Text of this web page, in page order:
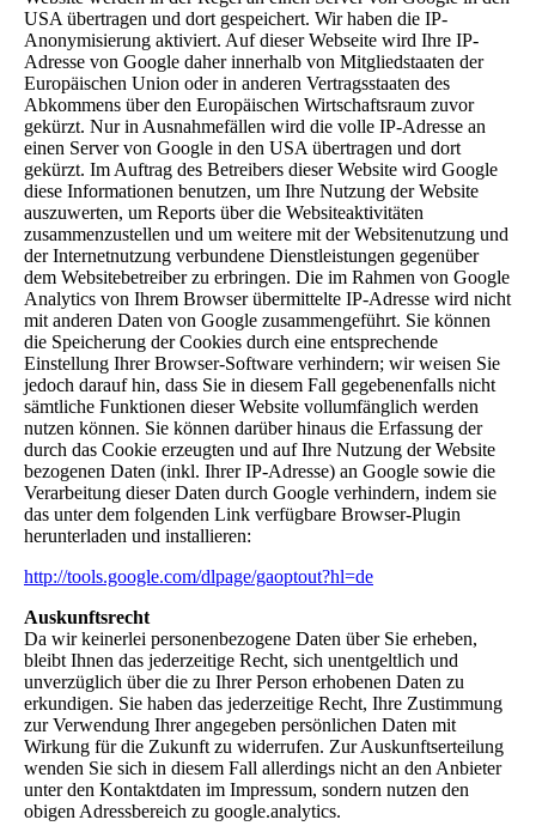
USA übertragen und dort gespeichert. Wir haben die IP-
Anonymisierung aktiviert. Auf dieser Webseite wird Ihre IP-
Adresse von Google daher innerhalb von Mitgliedstaaten der
Europäischen Union oder in anderen Vertragsstaaten des
Abkommens über den Europäischen Wirtschaftsraum zuvor
gekürzt. Nur in Ausnahmefällen wird die volle IP-Adresse an
einen Server von Google in den USA übertragen und dort
gekürzt. Im Auftrag des Betreibers dieser Website wird Google
diese Informationen benutzen, um Ihre Nutzung der Website
auszuwerten, um Reports über die Websiteaktivitäten
zusammenzustellen und um weitere mit der Websitenutzung und
der Internetnutzung verbundene Dienstleistungen gegenüber
dem Websitebetreiber zu erbringen. Die im Rahmen von Google
Analytics von Ihrem Browser übermittelte IP-Adresse wird nicht
mit anderen Daten von Google zusammengeführt. Sie können
die Speicherung der Cookies durch eine entsprechende
Einstellung Ihrer Browser-Software verhindern; wir weisen Sie
jedoch darauf hin, dass Sie in diesem Fall gegebenenfalls nicht
sämtliche Funktionen dieser Website vollumfänglich werden
nutzen können. Sie können darüber hinaus die Erfassung der
durch das Cookie erzeugten und auf Ihre Nutzung der Website
bezogenen Daten (inkl. Ihrer IP-Adresse) an Google sowie die
Verarbeitung dieser Daten durch Google verhindern, indem sie
das unter dem folgenden Link verfügbare Browser-Plugin
herunterladen und installieren:
http://tools.google.com/dlpage/gaoptout?hl=de
Auskunftsrecht
Da wir keinerlei personenbezogene Daten über Sie erheben,
bleibt Ihnen das jederzeitige Recht, sich unentgeltlich und
unverzüglich über die zu Ihrer Person erhobenen Daten zu
erkundigen. Sie haben das jederzeitige Recht, Ihre Zustimmung
zur Verwendung Ihrer angegeben persönlichen Daten mit
Wirkung für die Zukunft zu widerrufen. Zur Auskunftserteilung
wenden Sie sich in diesem Fall allerdings nicht an den Anbieter
unter den Kontaktdaten im Impressum, sondern nutzen den
obigen Adressbereich zu google.analytics.